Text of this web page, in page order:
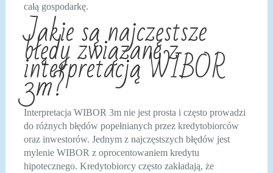
całą gospodarkę.
Jakie są najczęstsze
błędy związane z
interpretacją WIBOR
3m?
Interpretacja WIBOR 3m nie jest prosta i często prowadzi
do różnych błędów popełnianych przez kredytobiorców
oraz inwestorów. Jednym z najczęstszych błędów jest
mylenie WIBOR z oprocentowaniem kredytu
hipotecznego. Kredytobiorcy często zakładają, że